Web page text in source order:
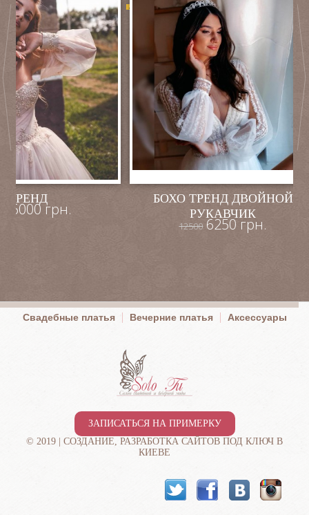
ТРЕНД
6000 грн.
-50%
БОХО ТРЕНД ДВОЙНОЙ
РУКАВЧИК
125006250 грн.
Свадебные платья Вечерние платья Аксессуары
ЗАПИСАТЬСЯ НА ПРИМЕРКУ
© 2019 | СОЗДАНИЕ, РАЗРАБОТКА САЙТОВ ПОД КЛЮЧ В
КИЕВЕ